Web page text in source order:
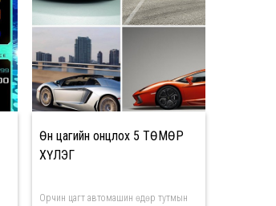
Өнөө цагийн онцлох 5 ТӨМӨР
ХҮЛЭГ
Орчин цагт автомашин өдөр тутмын